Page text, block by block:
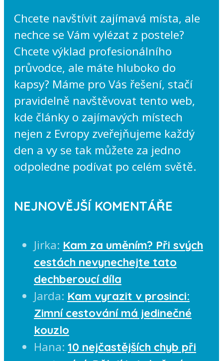
Chcete navštívit zajímavá místa, ale
nechce se Vám vylézat z postele?
Chcete výklad profesionálního
průvodce, ale máte hluboko do
kapsy? Máme pro Vás řešení, stačí
pravidelně navštěvovat tento web,
kde články o zajímavých místech
nejen z Evropy zveřejňujeme každý
den a vy se tak můžete za jedno
odpoledne podívat po celém světě.
NEJNOVĚJŠÍ KOMENTÁŘE
Jirka: Kam za uměním? Při svých
cestách nevynechejte tato
dechberoucí díla
Jarda: Kam vyrazit v prosinci:
Zimní cestování má jedinečné
kouzlo
Hana: 10 nejčastějších chyb při